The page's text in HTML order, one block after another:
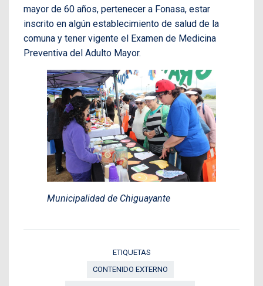
mayor de 60 años, pertenecer a Fonasa, estar
inscrito en algún establecimiento de salud de la
comuna y tener vigente el Examen de Medicina
Preventiva del Adulto Mayor.
Municipalidad de Chiguayante
ETIQUETAS
CONTENIDO EXTERNO